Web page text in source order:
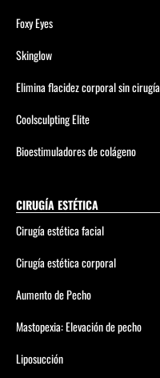
Foxy Eyes
Skinglow
Elimina flacidez corporal sin cirugía
Coolsculpting Elite
Bioestimuladores de colágeno
CIRUGÍA ESTÉTICA
Cirugía estética facial
Cirugía estética corporal
Aumento de Pecho
Mastopexia: Elevación de pecho
Liposucción